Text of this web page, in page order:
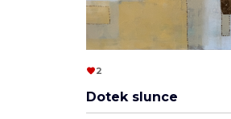
2
Dotek slunce